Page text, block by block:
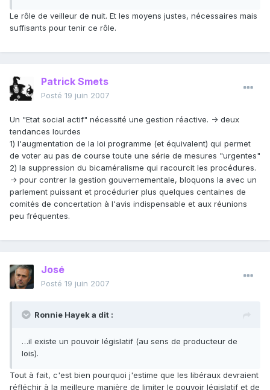
Le rôle de veilleur de nuit. Et les moyens justes, nécessaires mais
suffisants pour tenir ce rôle.
Patrick Smets
Posté 19 juin 2007
Un "Etat social actif" nécessité une gestion réactive. -> deux
tendances lourdes
1) l'augmentation de la loi programme (et équivalent) qui permet
de voter au pas de course toute une série de mesures "urgentes"
2) la suppression du bicaméralisme qui racourcit les procédures.
-> pour contrer la gestion gouvernementale, bloquons la avec un
parlement puissant et procédurier plus quelques centaines de
comités de concertation à l'avis indispensable et aux réunions
peu fréquentes.
José
Posté 19 juin 2007
Ronnie Hayek a dit :
…il existe un pouvoir législatif (au sens de producteur de
lois).
Tout à fait, c'est bien pourquoi j'estime que les libéraux devraient
réfléchir à la meilleure manière de limiter le pouvoir législatif et de